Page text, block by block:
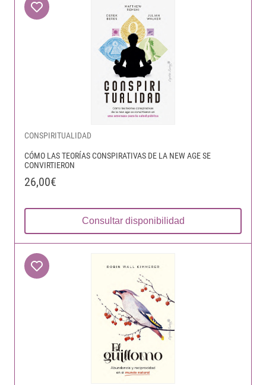
CONSPIRITUALIDAD
CÓMO LAS TEORÍAS CONSPIRATIVAS DE LA NEW AGE SE
CONVIRTIERON
26,00€
Consultar disponibilidad